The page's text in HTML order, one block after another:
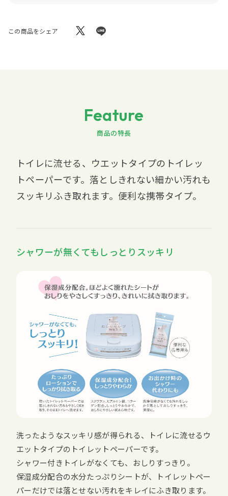
この商品をシェア
Feature
商品の特長
トイレに流せる、ウエットタイプのトイレッ
トペーパーです。落としきれない細かい汚れも
スッキリふき取れます。便利な携帯タイプ。
シャワーが無くてもしっとりスッキリ
洗ったようなスッキリ感が得られる、トイレに流せるウ
エットタイプのトイレットペーパーです。
シャワー付きトイレがなくても、おしりすっきり。
保湿成分配合の水分たっぷりシートが、トイレットペー
パーだけでは落とせない汚れをキレイにふき取ります。